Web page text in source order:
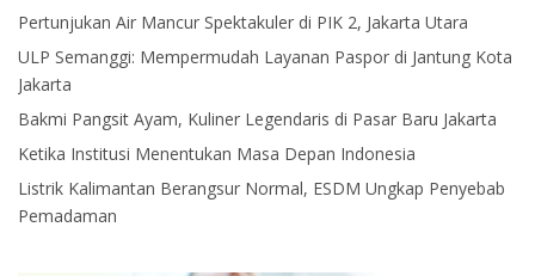
Pertunjukan Air Mancur Spektakuler di PIK 2, Jakarta Utara
ULP Semanggi: Mempermudah Layanan Paspor di Jantung Kota
Jakarta
Bakmi Pangsit Ayam, Kuliner Legendaris di Pasar Baru Jakarta
Ketika Institusi Menentukan Masa Depan Indonesia
Listrik Kalimantan Berangsur Normal, ESDM Ungkap Penyebab
Pemadaman